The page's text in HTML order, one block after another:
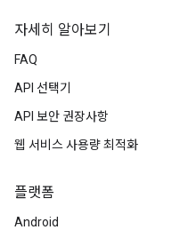
자세히 알아보기
FAQ
API 선택기
API 보안 권장사항
웹 서비스 사용량 최적화
플랫폼
Android